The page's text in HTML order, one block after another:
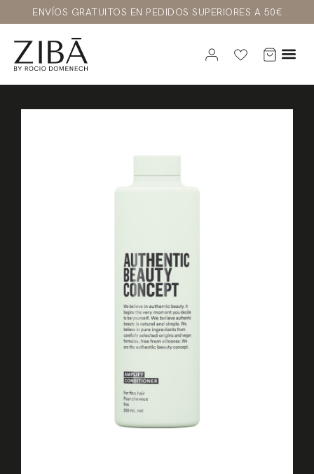
ENVÍOS GRATUITOS EN PEDIDOS SUPERIORES A 50€